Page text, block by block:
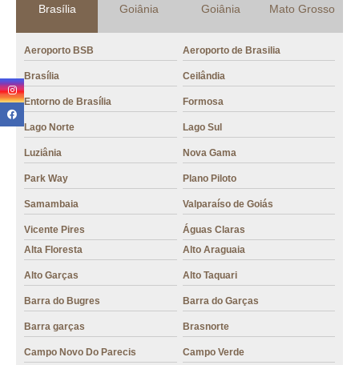
grão de café cru valor PEDRO LUDOVICO
loja de grãos de café 1kg Guarantã do Norte
loja de grão de café moído Jaó
preço de grão café Poconé
grãos de café 1kg Aeroporto BSB
loja de grão de café torrado Plano Piloto
grão de café torrado valor Aeroporto BSB
preço de grãos para café expresso ANDREIA CRISTINA
grãos de café especiais Matupá
Brasília Goiânia Goiânia Mato Grosso
Aeroporto BSB Aeroporto de Brasilia
Brasília Ceilândia
Entorno de Brasília Formosa
Lago Norte Lago Sul
Luziânia Nova Gama
Park Way Plano Piloto
Samambaia Valparaíso de Goiás
Vicente Pires
Águas Claras
Alta Floresta
Alto Araguaia
Alto Garças Alto Taquari
Barra do Bugres Barra do Garças
Barra garças Brasnorte
Campo Novo Do Parecis Campo Verde